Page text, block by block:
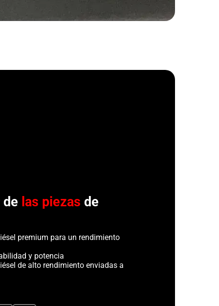
de las piezas de
premium para un rendimiento
y potencia
de alto rendimiento enviadas a